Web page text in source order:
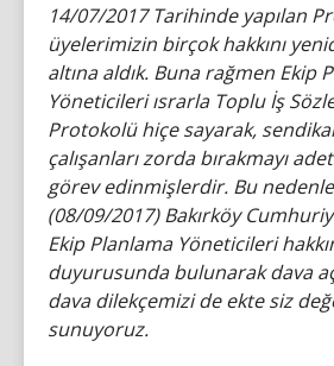
14/07/2017 Tarihinde yapılan
üyelerimizin birçok hakkını
altına aldık. Buna rağmen Ekip
Yöneticileri ısrarla Toplu İş
Protokolü hiçe sayarak,
çalışanları zorda bırakmayı
görev edinmişlerdir. Bu
(08/09/2017) Bakırköy
Ekip Planlama Yöneticileri
duyurusunda bulunarak dava
dava dilekçemizi de ekte siz
sunuyoruz.